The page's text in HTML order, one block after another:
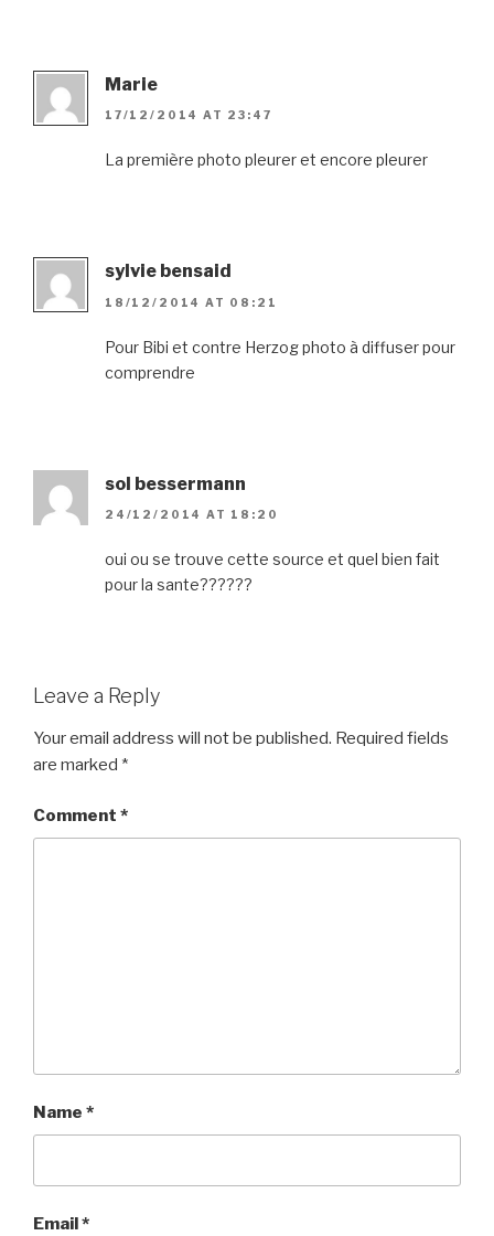
Marie
17/12/2014 AT 23:47
La première photo pleurer et encore pleurer
sylvie bensaid
18/12/2014 AT 08:21
Pour Bibi et contre Herzog photo à diffuser pour
comprendre
sol bessermann
24/12/2014 AT 18:20
oui ou se trouve cette source et quel bien fait
pour la sante??????
Leave a Reply
Your email address will not be published. Required fields
are marked *
Comment *
Name *
Email*